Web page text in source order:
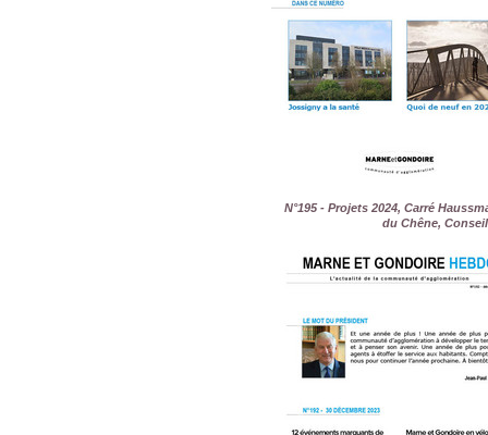
N°195 - Projets 2024, Carré
du Chêne,